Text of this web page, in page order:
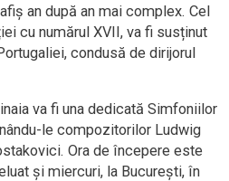
an după an mai complex. Cel
cu numărul XVII, va fi susținut
condusă de dirijorul
va fi una dedicată Simfoniilor
le compozitorilor Ludwig
Ora de începere este
și miercuri, la București, în